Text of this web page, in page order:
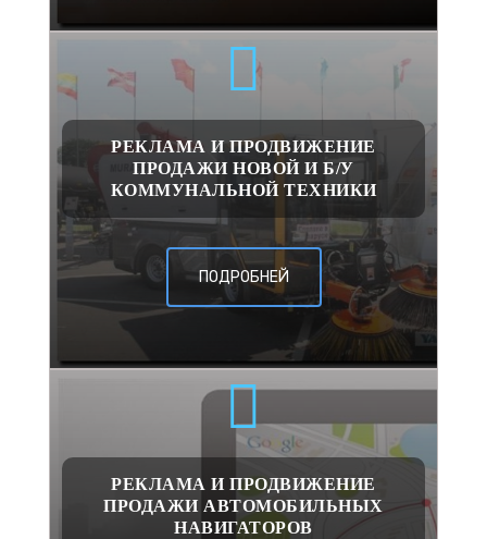
РЕКЛАМА И ПРОДВИЖЕНИЕ
ПРОДАЖИ НОВОЙ И Б/У
КОММУНАЛЬНОЙ ТЕХНИКИ
ПОДРОБНЕЙ
РЕКЛАМА И ПРОДВИЖЕНИЕ
ПРОДАЖИ АВТОМОБИЛЬНЫХ
НАВИГАТОРОВ